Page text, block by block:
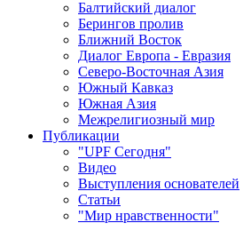
Балтийский диалог
Берингов пролив
Ближний Восток
Диалог Европа - Евразия
Северо-Восточная Азия
Южный Кавказ
Южная Азия
Межрелигиозный мир
Публикации
"UPF Сегодня"
Видео
Выступления основателей
Статьи
"Мир нравственности"